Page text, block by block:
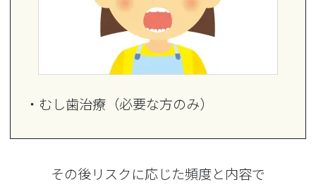
・むし歯治療（必要な方のみ）
その後リスクに応じた頻度と内容で